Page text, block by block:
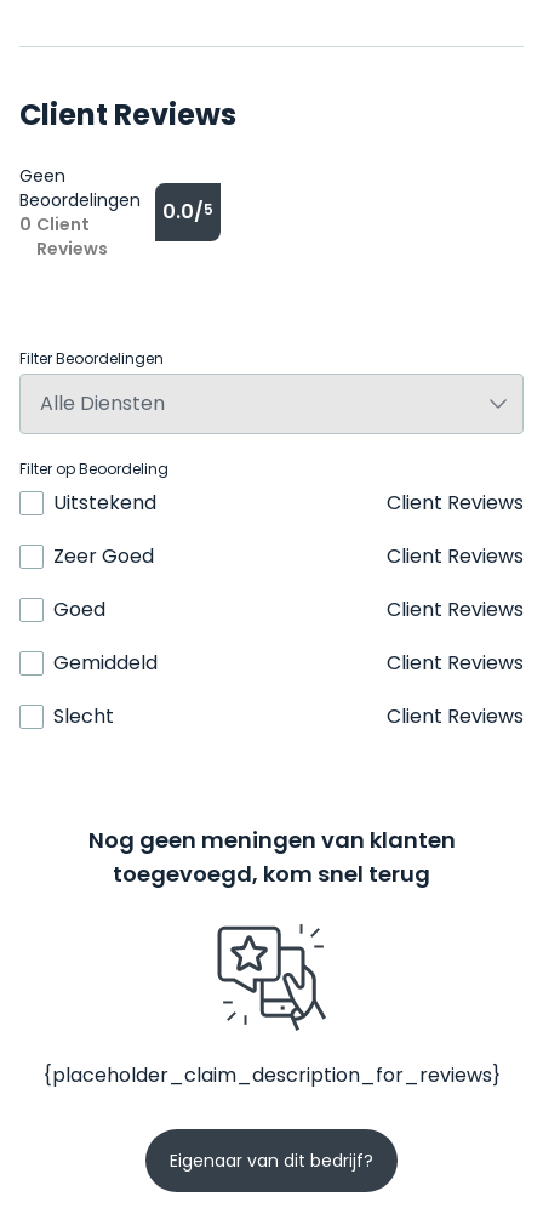
Client Reviews
Geen
Beoordelingen
0 Client
Reviews
0.0/5
Filter Beoordelingen
Filter op Beoordeling
Uitstekend
Client Reviews
Zeer Goed
Client Reviews
Goed
Client Reviews
Gemiddeld
Client Reviews
Slecht
Client Reviews
Nog geen meningen van klanten
toegevoegd, kom snel terug
{placeholder_claim_description_for_reviews}
Eigenaar van dit bedrijf?